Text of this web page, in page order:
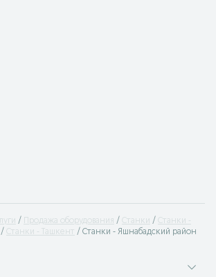
Продажа оборудования Станки
Станки -
Станки - Ташкент Станки - Яшнабадский район